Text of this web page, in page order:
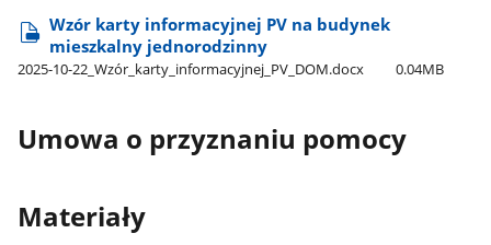
Wzór karty informacyjnej PV na budynek
mieszkalny jednorodzinny
2025-10-22​_Wzór​_karty​_informacyjnej​_PV​_DOM.docx 0.04MB
Umowa o przyznaniu pomocy
Materiały